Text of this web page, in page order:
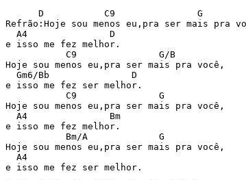
      D           C9               G
Refrão:Hoje sou menos eu,pra ser mais pra
  A4               D
e isso me fez melhor.
           C9               G/B
Hoje sou menos eu,pra ser mais pra você,
  Gm6/Bb               D
e isso me fez ser melhor.
           C9               G
Hoje sou menos eu,pra ser mais pra você,
  A4               Bm
e isso me fez melhor.
           Bm/A             G
Hoje sou menos eu,pra ser mais pra você,
  A4
e isso me fez ser melhor.